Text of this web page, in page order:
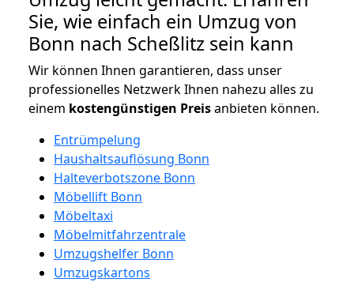
Sie, wie einfach ein Umzug von
Bonn nach Scheßlitz sein kann
Wir können Ihnen garantieren, dass unser
professionelles Netzwerk Ihnen nahezu alles zu
einem kostengünstigen Preisanbieten können.
Entrümpelung
Haushaltsauflösung Bonn
Halteverbotszone Bonn
Möbellift Bonn
Möbeltaxi
Möbelmitfahrzentrale
Umzugshelfer Bonn
Umzugskartons